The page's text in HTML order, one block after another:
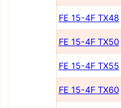
FE 15-4F TX48
FE 15-4F TX50
FE 15-4F TX55
FE 15-4F TX60